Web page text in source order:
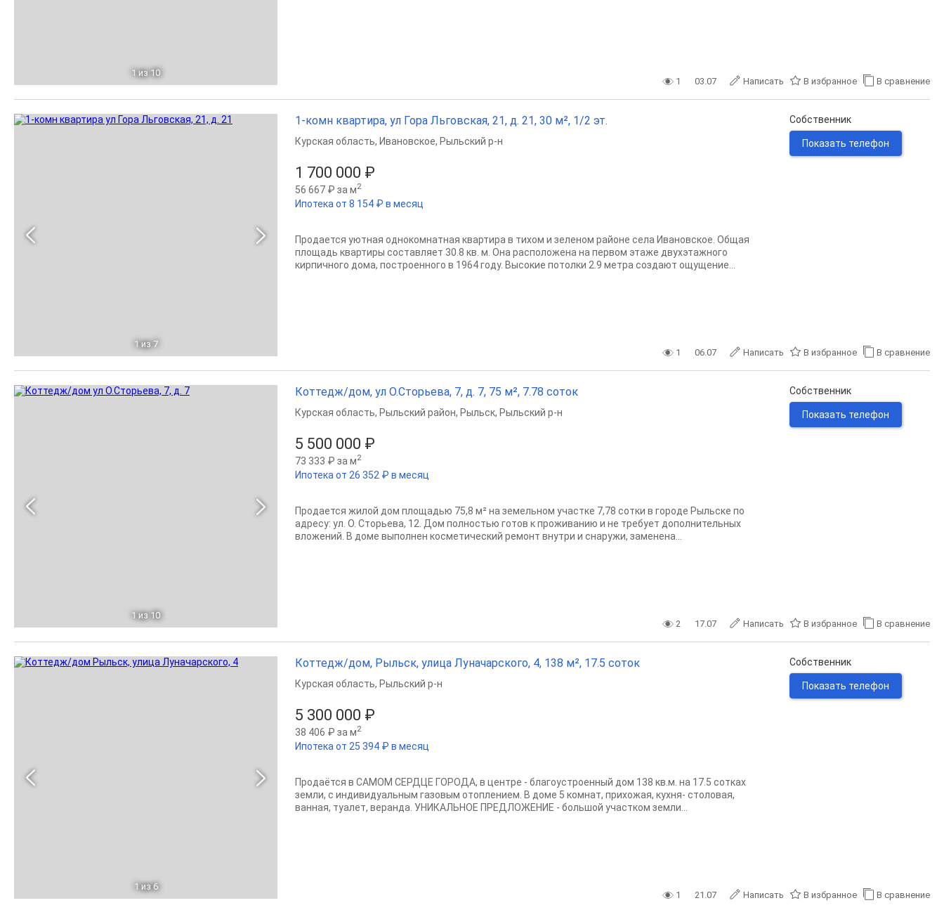
1 из 10
1 03.07 Написать В избранное В сравнение
1 из 7
1-комн квартира, ул Гора Льговская, 21, д. 21, 30 м², 1/2 эт.
1 700 000 ₽
56 667 ₽ за м2
Ипотека от 8 154 ₽ в месяц
Курская область, Ивановское, Рыльский р-н
Продается уютная однокомнатная квартира в тихом и зеленом районе села Ивановское. Общая
площадь квартиры составляет 30.8 кв. м. Она расположена на первом этаже двухэтажного
кирпичного дома, построенного в 1964 году. Высокие потолки 2.9 метра создают ощущение...
Собственник
Показать телефон
1 06.07 Написать В избранное В сравнение
1 из 10
Коттедж/дом, ул О.Сторьева, 7, д. 7, 75 м², 7.78 соток
5 500 000 ₽
73 333 ₽ за м2
Ипотека от 26 352 ₽ в месяц
Курская область, Рыльский район, Рыльск, Рыльский р-н
Продается жилой дом площадью 75,8 м² на земельном участке 7,78 сотки в городе Рыльске по
адресу: ул. О. Сторьева, 12. Дом полностью готов к проживанию и не требует дополнительных
вложений. В доме выполнен косметический ремонт внутри и снаружи, заменена...
Собственник
Показать телефон
2 17.07 Написать В избранное В сравнение
1 из 6
Коттедж/дом, Рыльск, улица Луначарского, 4, 138 м², 17.5 соток
5 300 000 ₽
38 406 ₽ за м2
Ипотека от 25 394 ₽ в месяц
Курская область, Рыльский р-н
Продаётся в САМОМ СЕРДЦЕ ГОРОДА, в центре - благоустроенный дом 138 кв.м. на 17.5 сотках
земли, с индивидуальным газовым отоплением. В доме 5 комнат, прихожая, кухня- столовая,
ванная, туалет, веранда. УНИКАЛЬНОЕ ПРЕДЛОЖЕНИЕ - большой участком земли...
Собственник
Показать телефон
1 21.07 Написать В избранное В сравнение